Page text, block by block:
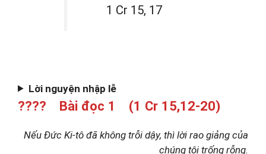
1 Cr 15, 17
Lời nguyện nhập lễ
???? Bài đọc 1 (1 Cr 15,12-20)
Nếu Đức Ki-tô đã không trỗi dậy, thì lời rao giảng của
chúng tôi trống rỗng.